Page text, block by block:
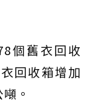
個舊衣回收
回收箱增加
。